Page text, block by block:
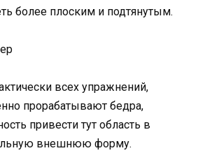
более плоским и подтянутым.
всех упражнений,
прорабатывают бедра,
привести тут область в
внешнюю форму.